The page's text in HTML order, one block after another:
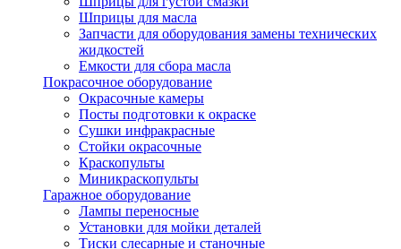
Шприцы для масла
Запчасти для оборудования замены технических
жидкостей
Емкости для сбора масла
Покрасочное оборудование
Окрасочные камеры
Посты подготовки к окраске
Сушки инфракрасные
Стойки окрасочные
Краскопульты
Миникраскопульты
Гаражное оборудование
Лампы переносные
Установки для мойки деталей
Тиски слесарные и станочные